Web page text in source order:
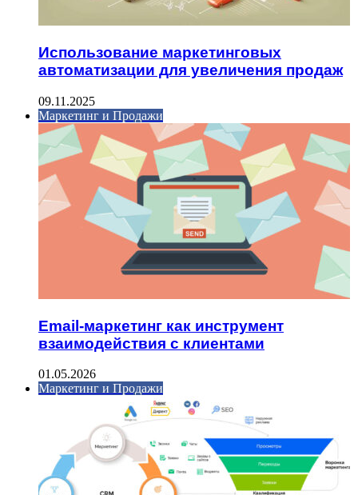
Использование маркетинговых
автоматизации для увеличения продаж
09.11.2025
Маркетинг и Продажи
Email-маркетинг как инструмент
взаимодействия с клиентами
01.05.2026
Маркетинг и Продажи